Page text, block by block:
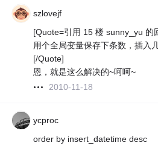
szlovejf
[Quote=引用 15 楼 sunny_yu 的
用个全局变量保存下条数，插入
[/Quote]
恩，就是这么解决的~呵呵~
2010-11-18
ycproc
order by insert_datetime desc